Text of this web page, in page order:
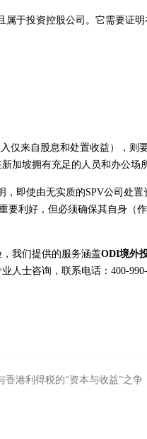
于投资控股公司。它需要证
仅来自股息和处置收益），
加坡拥有充足的人员和办公场所
，即使由无实质的SPV公司处
利好，但必须确保其自身（
我们提供的服务涵盖ODI境外
人士咨询，联系电话：400-990-
香港利得税的“资本与收益”之争